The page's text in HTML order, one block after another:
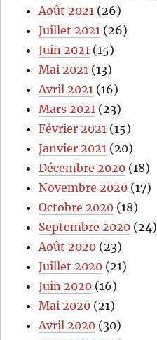
Août 2021 (26)
Juillet 2021 (26)
Juin 2021 (15)
Mai 2021 (13)
Avril 2021 (16)
Mars 2021 (23)
Février 2021 (15)
Janvier 2021 (20)
Décembre 2020 (18)
Novembre 2020 (17)
Octobre 2020 (18)
Septembre 2020 (24)
Août 2020 (23)
Juillet 2020 (21)
Juin 2020 (16)
Mai 2020 (21)
Avril 2020 (30)